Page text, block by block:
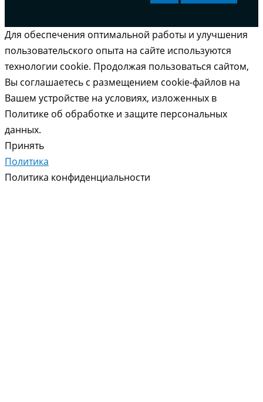
Для обеспечения оптимальной работы и улучшения
пользовательского опыта на сайте используются
технологии cookie. Продолжая пользоваться сайтом,
Вы соглашаетесь с размещением cookie-файлов на
Вашем устройстве на условиях, изложенных в
Политике об обработке и защите персональных
данных.
Принять
Политика
Политика конфиденциальности